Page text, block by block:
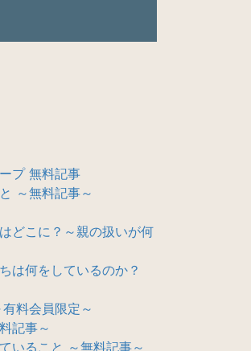
プ 無料記事
～無料記事～
どこに？～親の扱いが何
は何をしているのか？
料会員限定～
記事～
いること ～無料記事～